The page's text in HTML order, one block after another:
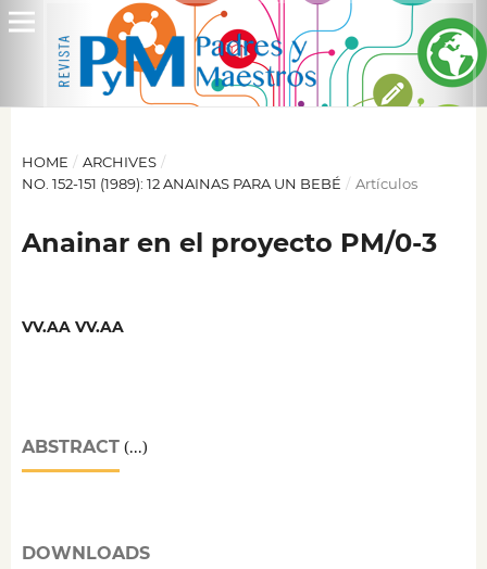
HOME / ARCHIVES /
NO. 152-151 (1989): 12 ANAINAS PARA UN BEBÉ / Artículos
Anainar en el proyecto PM/0-3
VV.AA VV.AA
ABSTRACT(...)
DOWNLOADS